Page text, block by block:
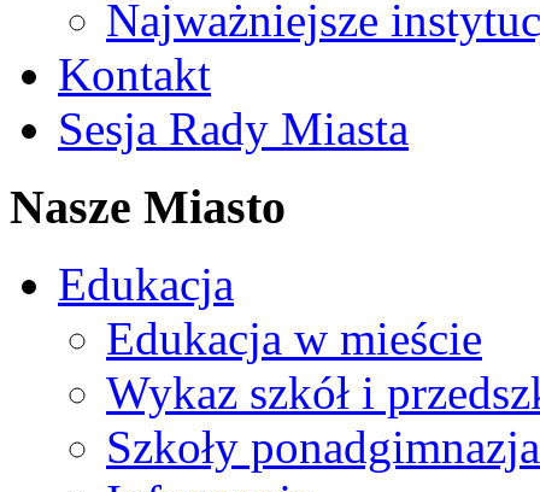
Najważniejsze
Kontakt
Sesja Rady Miasta
Nasze Miasto
Edukacja
Edukacja w mieście
Wykaz szkół i
Szkoły